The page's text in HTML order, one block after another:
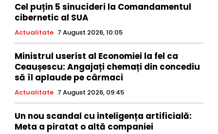
Cel puțin 5 sinucideri la Comandamentul
cibernetic al SUA
Actualitate 7 August 2026, 10:05
Ministrul userist al Economiei la fel ca
Ceaușescu: Angajați chemați din concediu
să îl aplaude pe cârmaci
Actualitate 7 August 2026, 09:45
Un nou scandal cu inteligența artificială:
Meta a piratat o altă companiei